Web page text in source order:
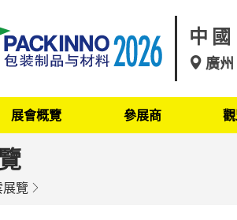
中
廣州
展會概覽 參展商
展覽